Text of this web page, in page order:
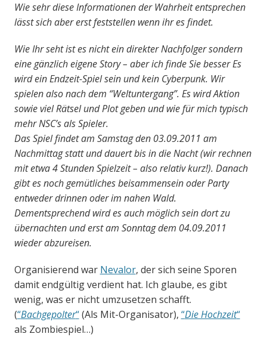
Wie sehr diese Informationen der Wahrheit entsprechen
lässt sich aber erst feststellen wenn ihr es findet.
Wie Ihr seht ist es nicht ein direkter Nachfolger sondern
eine gänzlich eigene Story – aber ich finde Sie besser Es
wird ein Endzeit-Spiel sein und kein Cyberpunk. Wir
spielen also nach dem “Weltuntergang”. Es wird Aktion
sowie viel Rätsel und Plot geben und wie für mich typisch
mehr NSC’s als Spieler.
Das Spiel findet am Samstag den 03.09.2011 am
Nachmittag statt und dauert bis in die Nacht (wir rechnen
mit etwa 4 Stunden Spielzeit – also relativ kurz!). Danach
gibt es noch gemütliches beisammensein oder Party
entweder drinnen oder im nahen Wald.
Dementsprechend wird es auch möglich sein dort zu
übernachten und erst am Sonntag dem 04.09.2011
wieder abzureisen.
Organisierend war Nevalor, der sich seine Sporen
damit endgültig verdient hat. Ich glaube, es gibt
wenig, was er nicht umzusetzen schafft.
(“Bachgepolter“(Als Mit-Organisator), “Die Hochzeit“
als Zombiespiel…)